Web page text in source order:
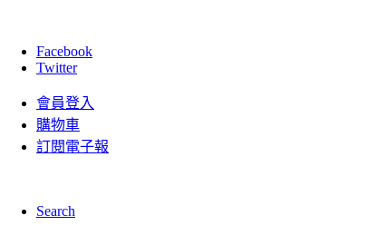
Facebook
Twitter
會員登入
購物車
訂閱電子報
Search